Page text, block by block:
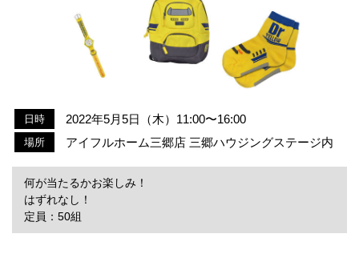
日時 2022年5月5日（木）11:00〜16:00
場所 アイフルホーム三郷店 三郷ハウジングステージ内
何が当たるかお楽しみ！
はずれなし！
定員：50組